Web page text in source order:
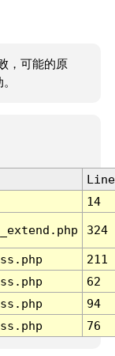
，可能的原
Line
14
324
211
62
94
76